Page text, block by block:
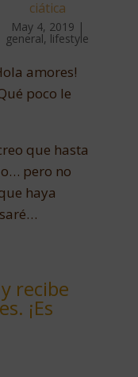
ciática
May 4, 2019 |
general, lifestyle
amores!
poco le
que hasta
pero no
haya
recibe
¡Es